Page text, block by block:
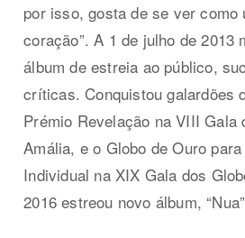
por isso, gosta de se ver como
coração”. A 1 de julho de 2013
álbum de estreia ao público,
críticas. Conquistou galardões
Prémio Revelação na VIII Gala
Amália, e o Globo de Ouro
Individual na XIX Gala dos
2016 estreou novo álbum,